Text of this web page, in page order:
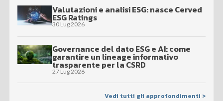
Valutazioni e analisi ESG: nasce Cerved
ESG Ratings
30 Lug 2026
Governance del dato ESG e AI: come
garantire un lineage informativo
trasparente per la CSRD
27 Lug 2026
Vedi tutti gli approfondimenti >